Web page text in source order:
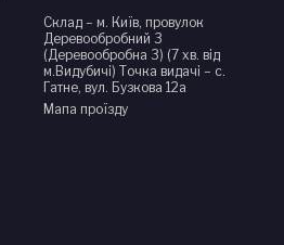
Склад – м. Київ, провулок
Деревообробний 3
(Деревообробна 3) (7 хв. від
м.Видубичі) Точка видачі – с.
Гатне, вул. Бузкова 12а
Мапа проїзду